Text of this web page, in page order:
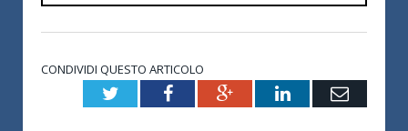
CONDIVIDI QUESTO ARTICOLO
TwitterFacebookGoogle+LinkedInEmail